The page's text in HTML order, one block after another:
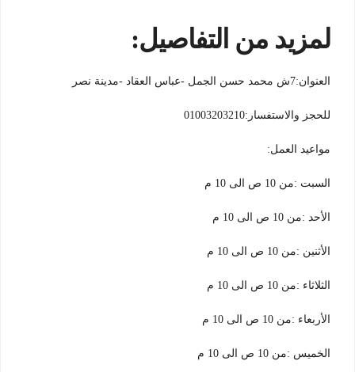
لمزيد من التفاصيل:
العنوان:7ش محمد حسن الجمل -عباس العقاد -مدينة نصر
للحجز والاستفسار:01003203210
مواعيد العمل:
السبت :من 10 ص الى 10 م
الأحد :من 10 ص الى 10 م
الأثنين :من 10 ص الى 10 م
الثلاثاء :من 10 ص الى 10 م
الأربعاء :من 10 ص الى 10 م
الخميس :من 10 ص الى 10 م